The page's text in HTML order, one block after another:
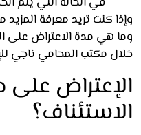
كنت تريد معرفة المزيد من
هي مدة الاعتراض على
مكتب المحامي ناجي
على